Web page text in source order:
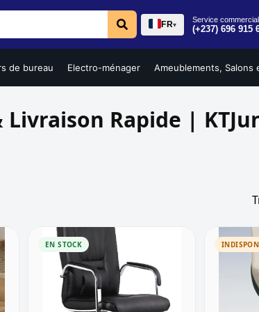
FR▾
Service commercial
(+237) 696 915
de bureau Electro-ménager Ameublements, Salons
Rapide |
EN STOCK